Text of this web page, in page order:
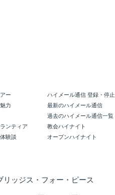
ー
力
ンティア
験談
ハイメール通信 登録・停止
最新のハイメール通信
過去のハイメール通信一覧
教会ハイナイト
オープンハイナイト